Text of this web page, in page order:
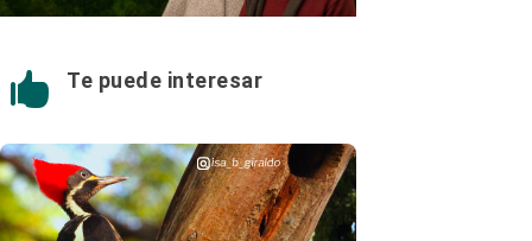
 Te puede interesar